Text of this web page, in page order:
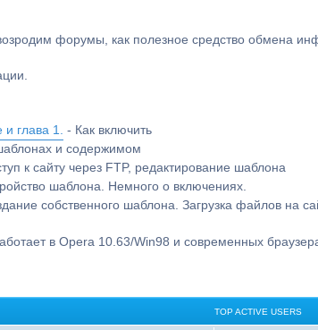
форумы, как полезное средство обмена
глава 1.
- Как включить
и содержимом
к сайту через FTP, редактирование шаблона
шаблона. Немного о включениях.
собственного шаблона. Загрузка файлов на
в Opera 10.63/Win98 и современных
TOP ACTIVE USERS